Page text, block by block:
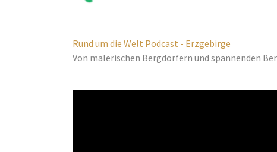
Rund um die Welt Podcast - Erzgebirge
Von malerischen Bergdörfern und spannenden